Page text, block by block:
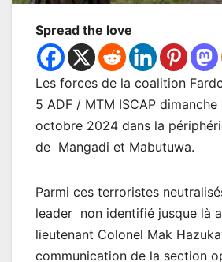
Spread the love
Les forces de la coalition
5 ADF / MTM ISCAP
octobre 2024 dans la
de Mangadi et Mabutuwa.
Parmi ces terroristes
leader non identifié jusque là
lieutenant Colonel Mak
communication de la section